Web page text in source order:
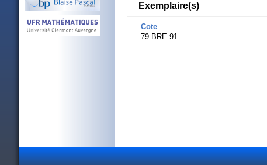
Exemplaire(s)
Cote
79 BRE 91